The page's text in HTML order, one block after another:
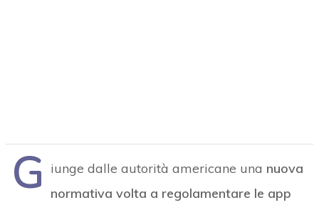
G iunge dalle autorità americane una nuova
normativa volta a regolamentare le app